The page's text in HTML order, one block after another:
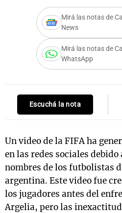
Mirá las notas de
News
Mirá las notas de
WhatsApp
Escuchá la nota
Un video de la FIFA ha
en las redes sociales debido
nombres de los futbolistas
argentina. Este video fue
los jugadores antes del
Argelia, pero las